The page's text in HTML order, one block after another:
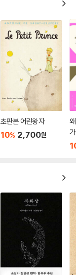
초판본 어린왕자
10% 2,700원
가